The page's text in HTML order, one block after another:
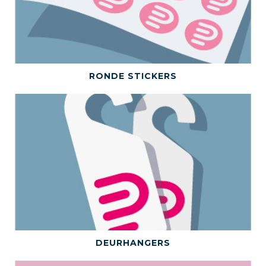
BEKIJK DIT PRODUCT
RONDE STICKERS
BEKIJK DIT PRODUCT
DEURHANGERS